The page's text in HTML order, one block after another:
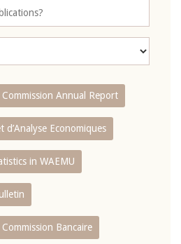
Annual Report
d’Analyse Economiques
in WAEMU
Bancaire